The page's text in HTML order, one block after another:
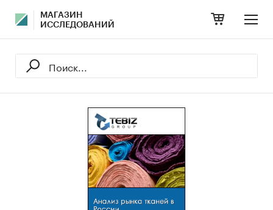
МАГАЗИН
ИССЛЕДОВАНИЙ